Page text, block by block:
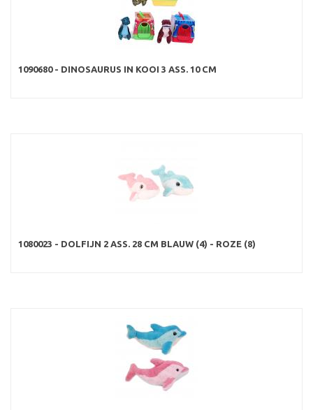
1090680 - DINOSAURUS IN KOOI 3 ASS. 10 CM
1080023 - DOLFIJN 2 ASS. 28 CM BLAUW (4) - ROZE (8)